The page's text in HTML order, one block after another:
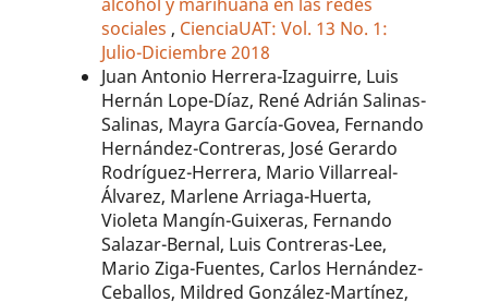
sociales , CienciaUAT: Vol. 13 No. 1:
Julio-Diciembre 2018
Juan Antonio Herrera-Izaguirre, Luis
Hernán Lope-Díaz, René Adrián Salinas-
Salinas, Mayra García-Govea, Fernando
Hernández-Contreras, José Gerardo
Rodríguez-Herrera, Mario Villarreal-
Álvarez, Marlene Arriaga-Huerta,
Violeta Mangín-Guixeras, Fernando
Salazar-Bernal, Luis Contreras-Lee,
Mario Ziga-Fuentes, Carlos Hernández-
Ceballos, Mildred González-Martínez,